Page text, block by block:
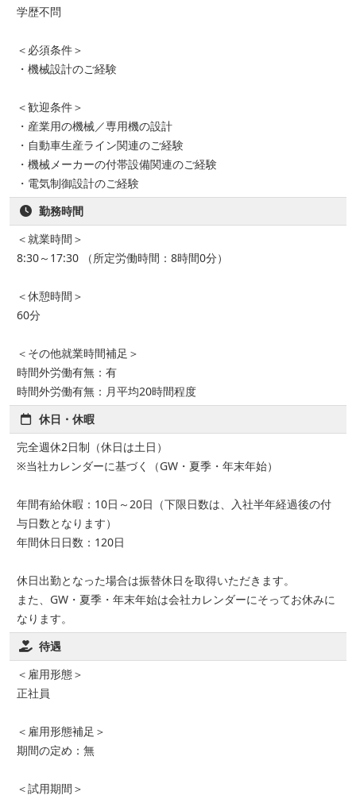
学歴不問
＜必須条件＞
・機械設計のご経験
＜歓迎条件＞
・産業用の機械／専用機の設計
・自動車生産ライン関連のご経験
・機械メーカーの付帯設備関連のご経験
・電気制御設計のご経験
勤務時間
＜就業時間＞
8:30～17:30 （所定労働時間：8時間0分）
＜休憩時間＞
60分
＜その他就業時間補足＞
時間外労働有無：有
時間外労働有無：月平均20時間程度
休日・休暇
完全週休2日制（休日は土日）
※当社カレンダーに基づく（GW・夏季・年末年始）
年間有給休暇：10日～20日（下限日数は、入社半年経過後の付
与日数となります）
年間休日日数：120日
休日出勤となった場合は振替休日を取得いただきます。
また、GW・夏季・年末年始は会社カレンダーにそってお休みに
なります。
待遇
＜雇用形態＞
正社員
＜雇用形態補足＞
期間の定め：無
＜試用期間＞